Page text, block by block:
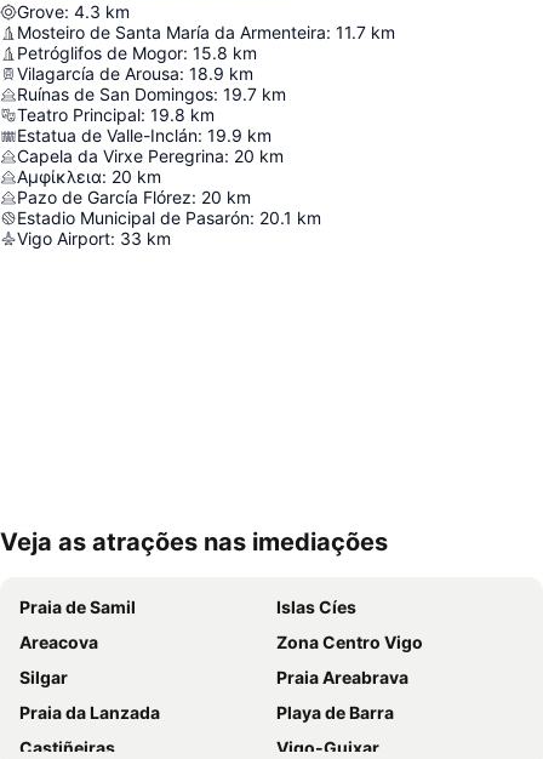
Grove: 4.3 km
Mosteiro de Santa María da Armenteira: 11.7 km
Petróglifos de Mogor: 15.8 km
Vilagarcía de Arousa: 18.9 km
Ruínas de San Domingos: 19.7 km
Teatro Principal: 19.8 km
Estatua de Valle-Inclán: 19.9 km
Capela da Virxe Peregrina: 20 km
Αμφίκλεια: 20 km
Pazo de García Flórez: 20 km
Estadio Municipal de Pasarón: 20.1 km
Vigo Airport: 33 km
Ampliar mapa
Veja as atrações nas imediações
Praia de Samil
Islas Cíes
Areacova
Zona Centro Vigo
Silgar
Praia Areabrava
Praia da Lanzada
Playa de Barra
Castiñeiras
Vigo-Guixar